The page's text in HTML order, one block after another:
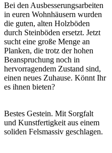
Bei den Ausbesserungsarbeiten
in euren Wohnhäusern wurden
die guten, alten Holzböden
durch Steinböden ersetzt. Jetzt
sucht eine große Menge an
Planken, die trotz der hohen
Beanspruchung noch in
hervorragendem Zustand sind,
einen neues Zuhause. Könnt Ihr
es ihnen bieten?
Bestes Gestein. Mit Sorgfalt
und Kunstfertigkeit aus einem
soliden Felsmassiv geschlagen.